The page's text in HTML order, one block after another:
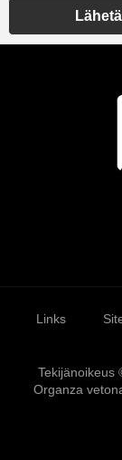
Lähetä
Links
Tekijänoikeus
Organza